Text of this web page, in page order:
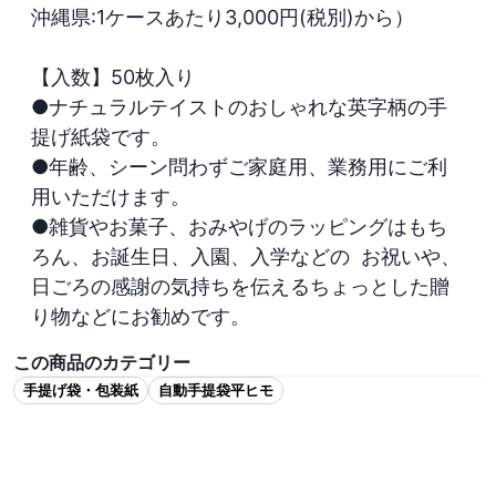
沖縄県:1ケースあたり3,000円(税別)から）
【入数】50枚入り
●ナチュラルテイストのおしゃれな英字柄の手
提げ紙袋です。
●年齢、シーン問わずご家庭用、業務用にご利
用いただけます。
●雑貨やお菓子、おみやげのラッピングはもち
ろん、お誕生日、入園、入学などの  お祝いや、
日ごろの感謝の気持ちを伝えるちょっとした贈
り物などにお勧めです。
この商品のカテゴリー
手提げ袋・包装紙 自動手提袋平ヒモ